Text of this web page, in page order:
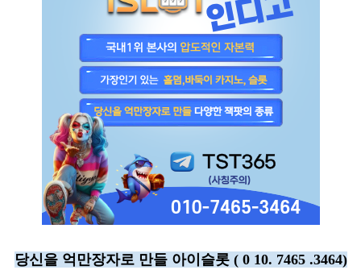
당신을 억만장자로 만들 아이슬롯 ( 0 10. 7465 .3464)